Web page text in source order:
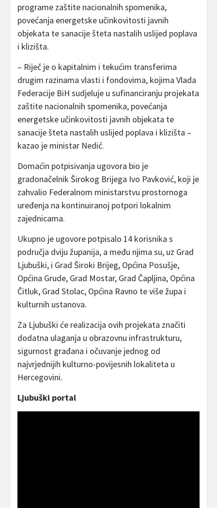
programe zaštite nacionalnih spomenika,
povećanja energetske učinkovitosti javnih
objekata te sanacije šteta nastalih uslijed poplava
i klizišta.
– Riječ je o kapitalnim i tekućim transferima
drugim razinama vlasti i fondovima, kojima Vlada
Federacije BiH sudjeluje u sufinanciranju projekata
zaštite nacionalnih spomenika, povećanja
energetske učinkovitosti javnih objekata te
sanacije šteta nastalih uslijed poplava i klizišta –
kazao je ministar Nedić.
Domaćin potpisivanja ugovora bio je
gradonačelnik Širokog Brijega Ivo Pavković, koji je
zahvalio Federalnom ministarstvu prostornoga
uređenja na kontinuiranoj potpori lokalnim
zajednicama.
Ukupno je ugovore potpisalo 14 korisnika s
područja dviju županija, a među njima su, uz Grad
Ljubuški, i Grad Široki Brijeg, Općina Posušje,
Općina Grude, Grad Mostar, Grad Čapljina, Općina
Čitluk, Grad Stolac, Općina Ravno te više župa i
kulturnih ustanova.
Za Ljubuški će realizacija ovih projekata značiti
dodatna ulaganja u obrazovnu infrastrukturu,
sigurnost građana i očuvanje jednog od
najvrjednijih kulturno-povijesnih lokaliteta u
Hercegovini.
Ljubuški portal